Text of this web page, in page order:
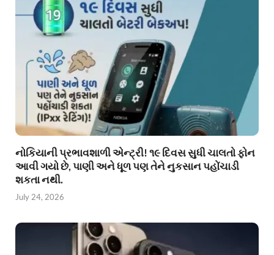
નોકિયાની પ્રભાવશાળી એન્ટ્રી! ૧૯ દિવસ સુધી ચાલતો ફોન
આવી ગયો છે, પાણી અને ધૂળ પણ તેને નુકસાન પહોંચાડી
શકતા નથી.
July 24, 2026